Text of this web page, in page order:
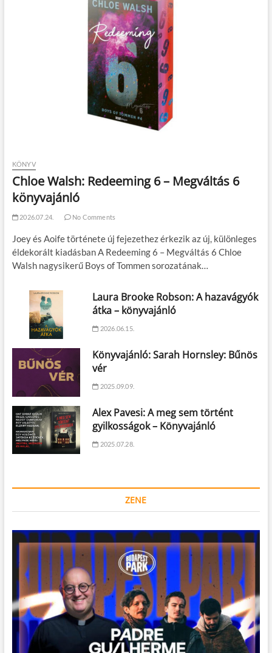
KÖNYV
Chloe Walsh: Redeeming 6 – Megváltás 6
könyvajánló
2026.07.24. No Comments
Joey és Aoife története új fejezethez érkezik az új, különleges
éldekorált kiadásban A Redeeming 6 – Megváltás 6 Chloe
Walsh nagysikerű Boys of Tommen sorozatának…
Laura Brooke Robson: A hazavágyók
átka – könyvajánló
2026.06.15.
Könyvajánló: Sarah Hornsley: Bűnös
vér
2025.09.09.
Alex Pavesi: A meg sem történt
gyilkosságok – Könyvajánló
2025.07.28.
ZENE